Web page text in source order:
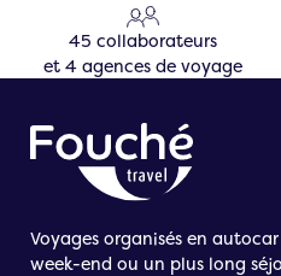
45 collaborateurs
et 4 agences de voyage
Voyages organisés en
week-end ou un plus long